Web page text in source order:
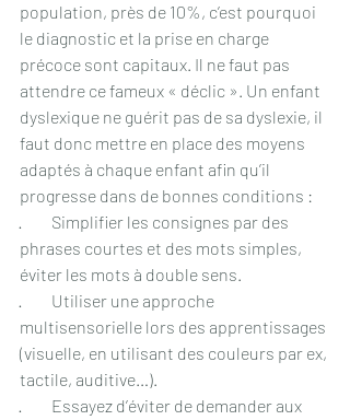
population, près de 10%, c’est pourquoi
le diagnostic et la prise en charge
précoce sont capitaux. Il ne faut pas
attendre ce fameux « déclic ». Un enfant
dyslexique ne guérit pas de sa dyslexie, il
faut donc mettre en place des moyens
adaptés à chaque enfant afin qu’il
progresse dans de bonnes conditions :
·         Simplifier les consignes par des
phrases courtes et des mots simples,
éviter les mots à double sens.
·         Utiliser une approche
multisensorielle lors des apprentissages
(visuelle, en utilisant des couleurs par ex,
tactile, auditive…).
·         Essayez d’éviter de demander aux